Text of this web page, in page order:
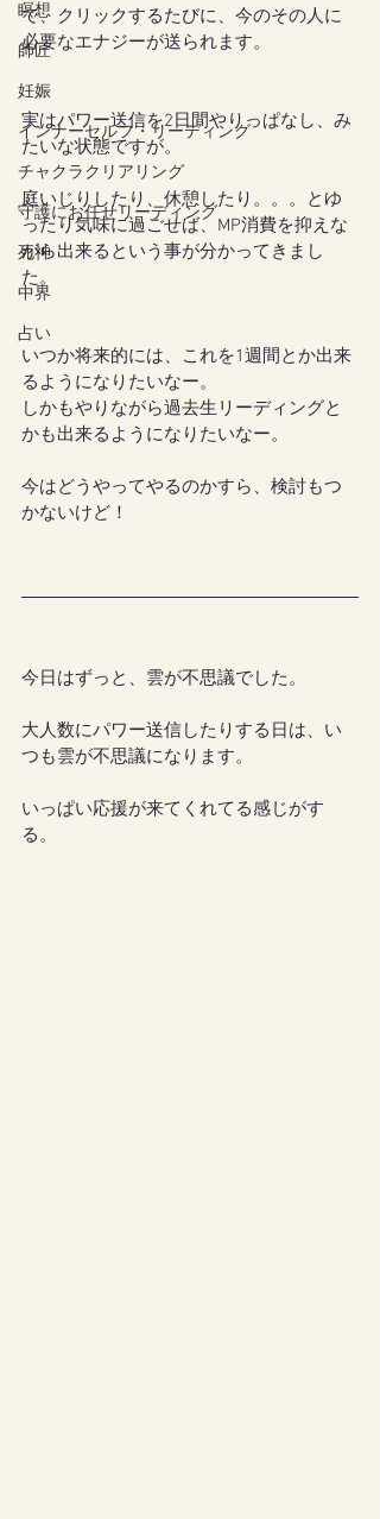
瞑想
師匠
妊娠
インナーセルフ・リーディング
チャクラクリアリング
守護にお任せリーディング
死神
中界
占い
で、クリックするたびに、今のその人に
必要なエナジーが送られます。
実はパワー送信を2日間やりっぱなし、み
たいな状態ですが。
庭いじりしたり、休憩したり。。。とゆ
ったり気味に過ごせば、MP消費を抑えな
がら出来るという事が分かってきまし
た。
いつか将来的には、これを1週間とか出来
るようになりたいなー。
しかもやりながら過去生リーディングと
かも出来るようになりたいなー。
今はどうやってやるのかすら、検討もつ
かないけど！
今日はずっと、雲が不思議でした。
大人数にパワー送信したりする日は、い
つも雲が不思議になります。
いっぱい応援が来てくれてる感じがす
る。